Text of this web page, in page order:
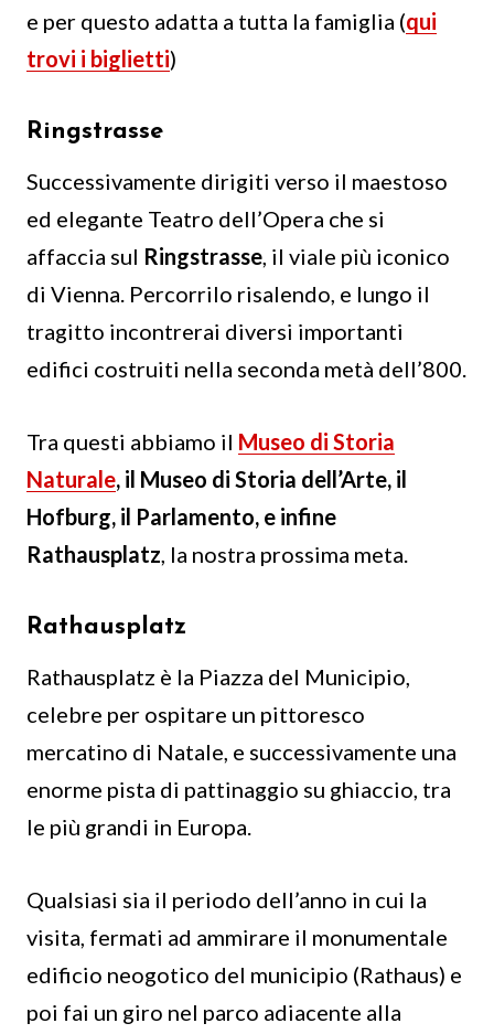
e per questo adatta a tutta la famiglia (qui
trovi i biglietti)
Ringstrasse
Successivamente dirigiti verso il maestoso
ed elegante Teatro dell’Opera che si
affaccia sul Ringstrasse , il viale più iconico
di Vienna. Percorrilo risalendo, e lungo il
tragitto incontrerai diversi importanti
edifici costruiti nella seconda metà dell’800.
Tra questi abbiamo il Museo di Storia
Naturale, il Museo di Storia dell’Arte, il
Hofburg, il Parlamento, e infine
Rathausplatz , la nostra prossima meta.
Rathausplatz
Rathausplatz è la Piazza del Municipio,
celebre per ospitare un pittoresco
mercatino di Natale, e successivamente una
enorme pista di pattinaggio su ghiaccio, tra
le più grandi in Europa.
Qualsiasi sia il periodo dell’anno in cui la
visita, fermati ad ammirare il monumentale
edificio neogotico del municipio (Rathaus) e
poi fai un giro nel parco adiacente alla